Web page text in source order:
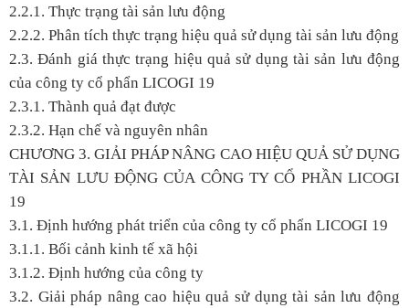
2.2.1. Thực trạng tài sản lưu động
2.2.2. Phân tích thực trạng hiệu quả sử dụng tài sản lưu động
2.3. Đánh giá thực trạng hiệu quả sử dụng tài sản lưu động
của công ty cổ phẩn LICOGI 19
2.3.1. Thành quả đạt được
2.3.2. Hạn chế và nguyên nhân
CHƯƠNG 3. GIẢI PHÁP NÂNG CAO HIỆU QUẢ SỬ DỤNG
TÀI SẢN LƯU ĐỘNG CỦA CÔNG TY CỔ PHẦN LICOGI
19
3.1. Định hướng phát triển của công ty cổ phẩn LICOGI 19
3.1.1. Bối cảnh kinh tế xã hội
3.1.2. Định hướng của công ty
3.2. Giải pháp nâng cao hiệu quả sử dụng tài sản lưu động